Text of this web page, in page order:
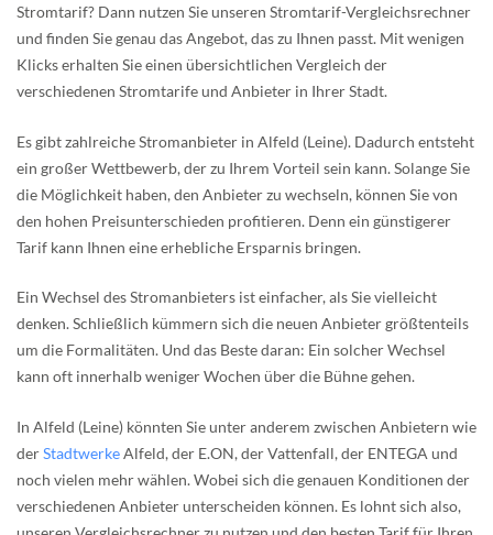
Stromtarif? Dann nutzen Sie unseren Stromtarif-Vergleichsrechner
und finden Sie genau das Angebot, das zu Ihnen passt. Mit wenigen
Klicks erhalten Sie einen übersichtlichen Vergleich der
verschiedenen Stromtarife und Anbieter in Ihrer Stadt.
Es gibt zahlreiche Stromanbieter in Alfeld (Leine). Dadurch entsteht
ein großer Wettbewerb, der zu Ihrem Vorteil sein kann. Solange Sie
die Möglichkeit haben, den Anbieter zu wechseln, können Sie von
den hohen Preisunterschieden profitieren. Denn ein günstigerer
Tarif kann Ihnen eine erhebliche Ersparnis bringen.
Ein Wechsel des Stromanbieters ist einfacher, als Sie vielleicht
denken. Schließlich kümmern sich die neuen Anbieter größtenteils
um die Formalitäten. Und das Beste daran: Ein solcher Wechsel
kann oft innerhalb weniger Wochen über die Bühne gehen.
In Alfeld (Leine) könnten Sie unter anderem zwischen Anbietern wie
derStadtwerkeAlfeld, der E.ON, der Vattenfall, der ENTEGA und
noch vielen mehr wählen. Wobei sich die genauen Konditionen der
verschiedenen Anbieter unterscheiden können. Es lohnt sich also,